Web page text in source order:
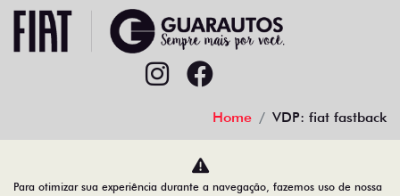
Home VDP: fiat fastback
Desacelere. Seu bem maior é a vida.
Para otimizar sua experiência durante a navegação, fazemos uso de nossa